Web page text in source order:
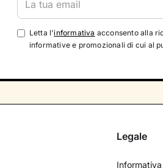
Letta l'informativa acconsento alla
informative e promozionali di cui al
Legale